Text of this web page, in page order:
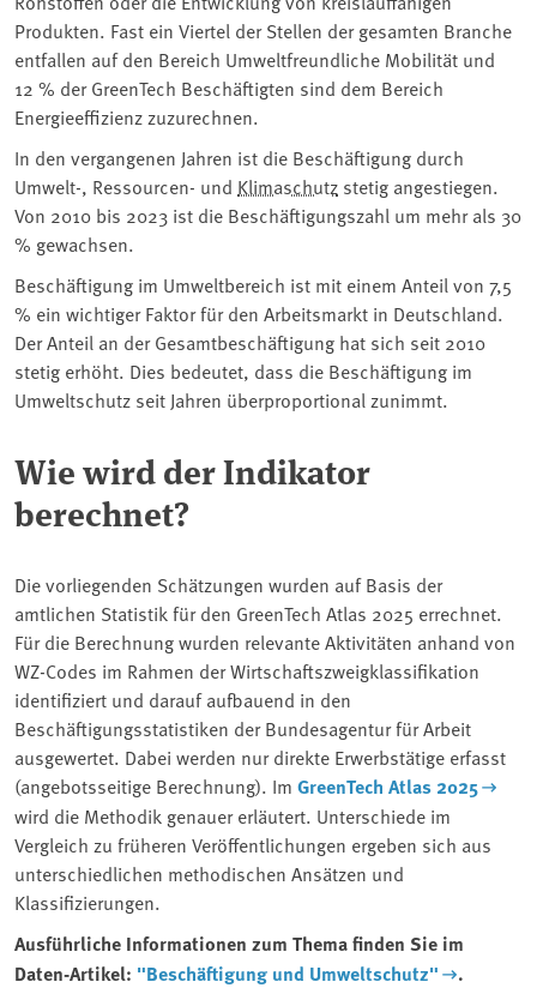
Produkten. Fast ein Viertel der Stellen der gesamten Branche
entfallen auf den Bereich Umweltfreundliche Mobilität und
12 % der GreenTech Beschäftigten sind dem Bereich
Energieeffizienz zuzurechnen.
In den vergangenen Jahren ist die Beschäftigung durch
Umwelt-, Ressourcen- und Klimaschutz stetig angestiegen.
Von 2010 bis 2023 ist die Beschäftigungszahl um mehr als 30
% gewachsen.
Beschäftigung im Umweltbereich ist mit einem Anteil von 7,5
% ein wichtiger Faktor für den Arbeitsmarkt in Deutschland.
Der Anteil an der Gesamtbeschäftigung hat sich seit 2010
stetig erhöht. Dies bedeutet, dass die Beschäftigung im
Umweltschutz seit Jahren überproportional zunimmt.
Wie wird der Indikator
berechnet?
Die vorliegenden Schätzungen wurden auf Basis der
amtlichen Statistik für den GreenTech Atlas 2025 errechnet.
Für die Berechnung wurden relevante Aktivitäten anhand von
WZ-Codes im Rahmen der Wirtschaftszweigklassifikation
identifiziert und darauf aufbauend in den
Beschäftigungsstatistiken der Bundesagentur für Arbeit
ausgewertet. Dabei werden nur direkte Erwerbstätige erfasst
(angebotsseitige Berechnung). Im GreenTech Atlas 2025
wird die Methodik genauer erläutert. Unterschiede im
Vergleich zu früheren Veröffentlichungen ergeben sich aus
unterschiedlichen methodischen Ansätzen und
Klassifizierungen.
Ausführliche Informationen zum Thema finden Sie im
Daten-Artikel: "Beschäftigung und Umweltschutz" .